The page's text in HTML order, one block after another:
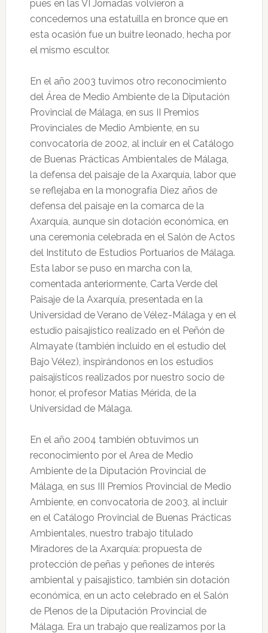
pues en las VI Jornadas volvieron a
concedernos una estatuilla en bronce que en
esta ocasión fue un buitre leonado, hecha por
el mismo escultor.
En el año 2003 tuvimos otro reconocimiento
del Área de Medio Ambiente de la Diputación
Provincial de Málaga, en sus II Premios
Provinciales de Medio Ambiente, en su
convocatoria de 2002, al incluir en el Catálogo
de Buenas Prácticas Ambientales de Málaga,
la defensa del paisaje de la Axarquía, labor que
se reflejaba en la monografía Diez años de
defensa del paisaje en la comarca de la
Axarquía, aunque sin dotación económica, en
una ceremonia celebrada en el Salón de Actos
del Instituto de Estudios Portuarios de Málaga.
Esta labor se puso en marcha con la,
comentada anteriormente, Carta Verde del
Paisaje de la Axarquía, presentada en la
Universidad de Verano de Vélez-Málaga y en el
estudio paisajístico realizado en el Peñón de
Almayate (también incluido en el estudio del
Bajo Vélez), inspirándonos en los estudios
paisajísticos realizados por nuestro socio de
honor, el profesor Matías Mérida, de la
Universidad de Málaga.
En el año 2004 también obtuvimos un
reconocimiento por el Area de Medio
Ambiente de la Diputación Provincial de
Málaga, en sus III Premios Provincial de Medio
Ambiente, en convocatoria de 2003, al incluir
en el Catálogo Provincial de Buenas Prácticas
Ambientales, nuestro trabajo titulado
Miradores de la Axarquía: propuesta de
protección de peñas y peñones de interés
ambiental y paisajístico, también sin dotación
económica, en un acto celebrado en el Salón
de Plenos de la Diputación Provincial de
Málaga. Era un trabajo que realizamos por la